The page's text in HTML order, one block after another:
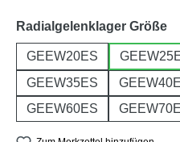
Radialgelenklager Größe
GEEW20ES
GEEW35ES
GEEW60ES